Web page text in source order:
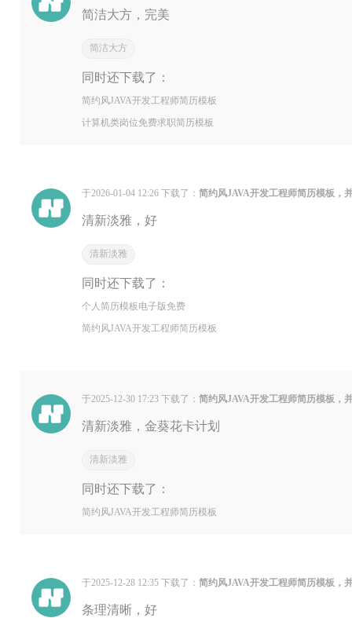
简洁大方，完美
简洁大方
同时还下载了：
简约风JAVA开发工程师简历模板
计算机类岗位免费求职简历模板
于2026-01-04 12:26 下载了：简约风JAVA开发工程师简历模板，
清新淡雅，好
清新淡雅
同时还下载了：
个人简历模板电子版免费
简约风JAVA开发工程师简历模板
于2025-12-30 17:23 下载了：简约风JAVA开发工程师简历模板，
清新淡雅，金葵花卡计划
清新淡雅
同时还下载了：
简约风JAVA开发工程师简历模板
于2025-12-28 12:35 下载了：简约风JAVA开发工程师简历模板，
条理清晰，好